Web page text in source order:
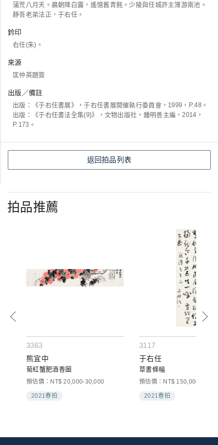
蒲荒八月天。晨朝降白露，遙憶舊青氈。少陵與任城許主簿游南池。
靜吾老弟法正，于右任。
鈐印
右任(朱)。
來源
匡仲英題簽
出版／備註
出版：《于右任書展》，于右任書展開催執行委員會，1999，P.48。
出版：《于右任書法全集(9)》，文物出版社，鍾明善主編，2014，
P.173。
返回拍品列表
拍品推薦
3363
熊宜中
菊紅蟹肥酒香圖
預估價：NT$ 20,000-30,000
2021春拍
3117
于右任
草書條幅
預估價：NT$ 150,000-
2021春拍